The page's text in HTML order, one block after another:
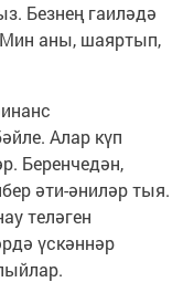
Безнең гаиләдә
аны, шаяртып,
Алар күп
Беренчедән,
әти-әниләр тыя.
теләген
үскәннәр